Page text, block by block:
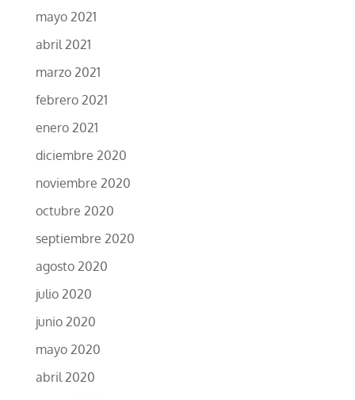
mayo 2021
abril 2021
marzo 2021
febrero 2021
enero 2021
diciembre 2020
noviembre 2020
octubre 2020
septiembre 2020
agosto 2020
julio 2020
junio 2020
mayo 2020
abril 2020